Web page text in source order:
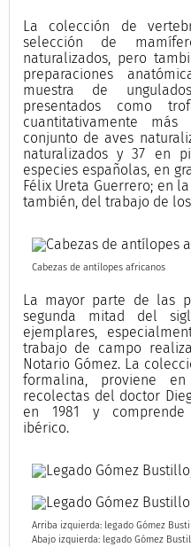
La colección de
selección de
naturalizados, pero
preparaciones
muestra de
presentados como
cuantitativamente
conjunto de aves
naturalizados y 37 en
especies españolas, en
Félix Ureta Guerrero; en
también, del trabajo de
Cabezas de antílopes africanos
La mayor parte de las
segunda mitad del
ejemplares,
trabajo de campo
Notario Gómez. La
formalina, proviene
recolectas del doctor
en 1981 y comprende
ibérico.
Arriba izquierda: legado Gómez
Abajo izquierda: legado Gómez